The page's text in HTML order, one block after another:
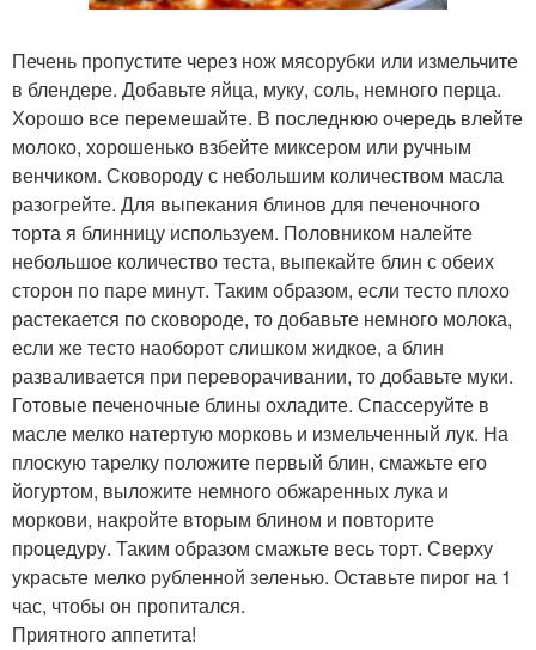
Печень пропустите через нож мясорубки или измельчите
в блендере. Добавьте яйца, муку, соль, немного перца.
Хорошо все перемешайте. В последнюю очередь влейте
молоко, хорошенько взбейте миксером или ручным
венчиком. Сковороду с небольшим количеством масла
разогрейте. Для выпекания блинов для печеночного
торта я блинницу используем. Половником налейте
небольшое количество теста, выпекайте блин с обеих
сторон по паре минут. Таким образом, если тесто плохо
растекается по сковороде, то добавьте немного молока,
если же тесто наоборот слишком жидкое, а блин
разваливается при переворачивании, то добавьте муки.
Готовые печеночные блины охладите. Спассеруйте в
масле мелко натертую морковь и измельченный лук. На
плоскую тарелку положите первый блин, смажьте его
йогуртом, выложите немного обжаренных лука и
моркови, накройте вторым блином и повторите
процедуру. Таким образом смажьте весь торт. Сверху
украсьте мелко рубленной зеленью. Оставьте пирог на 1
час, чтобы он пропитался.
Приятного аппетита!